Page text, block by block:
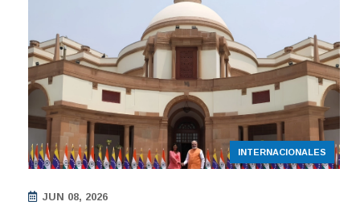
INTERNACIONALES
JUN 08, 2026